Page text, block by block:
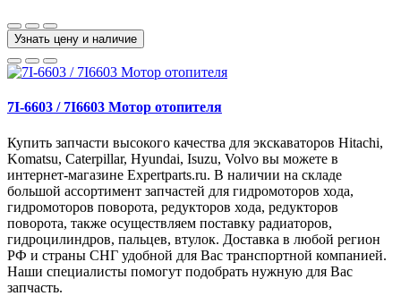
Узнать цену и наличие
7I-6603 / 7I6603 Мотор отопителя
Купить запчасти высокого качества для экскаваторов Hitachi,
Komatsu, Caterpillar, Hyundai, Isuzu, Volvo вы можете в
интернет-магазине Expertparts.ru. В наличии на складе
большой ассортимент запчастей для гидромоторов хода,
гидромоторов поворота, редукторов хода, редукторов
поворота, также осуществляем поставку радиаторов,
гидроцилиндров, пальцев, втулок. Доставка в любой регион
РФ и страны СНГ удобной для Вас транспортной компанией.
Наши специалисты помогут подобрать нужную для Вас
запчасть.